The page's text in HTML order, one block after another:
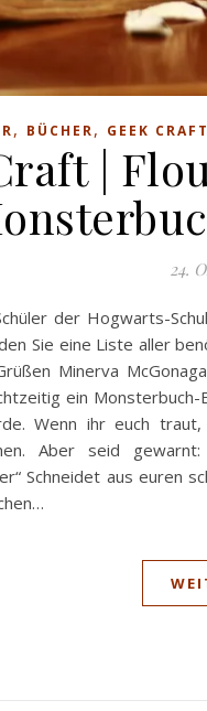
, BÜCHER, GEEK CRAFT
|
24.
der Hogwarts-
Sie eine Liste aller
Minerva
ein
Wenn ihr euch
Aber seid
Schneidet aus euren